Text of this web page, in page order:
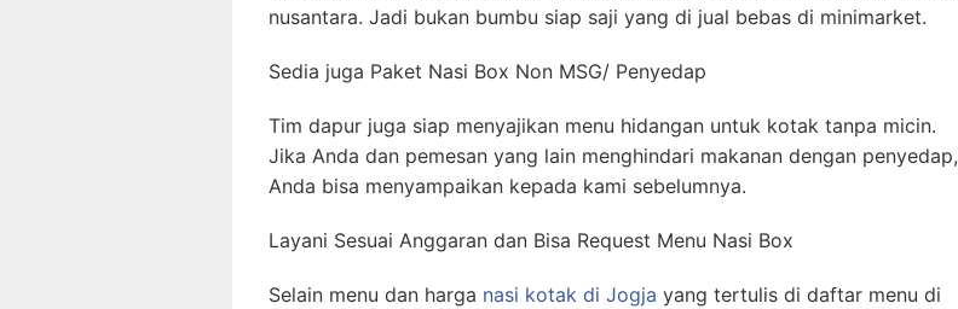
nusantara. Jadi bukan bumbu siap saji yang di jual bebas di minimarket.
Sedia juga Paket Nasi Box Non MSG/ Penyedap
Tim dapur juga siap menyajikan menu hidangan untuk kotak tanpa micin.
Jika Anda dan pemesan yang lain menghindari makanan dengan penyedap,
Anda bisa menyampaikan kepada kami sebelumnya.
Layani Sesuai Anggaran dan Bisa Request Menu Nasi Box
Selain menu dan harga nasi kotak di Jogja yang tertulis di daftar menu di